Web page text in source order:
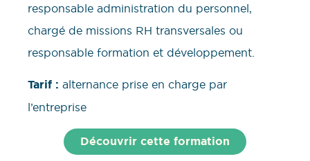
responsable administration du personnel,
chargé de missions RH transversales ou
responsable formation et développement.
Tarif : alternance prise en charge par
l’entreprise
Découvrir cette formation